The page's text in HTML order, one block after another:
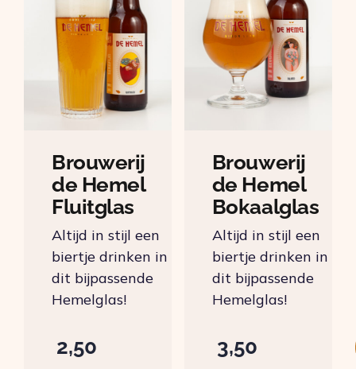
Brouwerij
de Hemel
Fluitglas
Altijd in stijl een
biertje drinken in
dit bijpassende
Hemelglas!
2,50
Brouwerij
de Hemel
Bokaalglas
Altijd in stijl een
biertje drinken in
dit bijpassende
Hemelglas!
3,50